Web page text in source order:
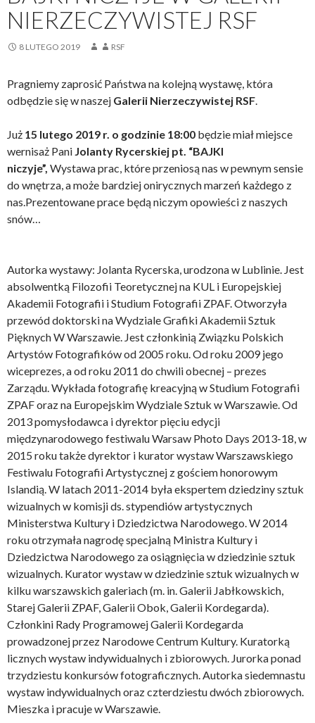
NIERZECZYWISTEJ RSF
8 LUTEGO 2019 RSF
Pragniemy zaprosić Państwa na kolejną wystawę, która
odbędzie się w naszej Galerii Nierzeczywistej RSF
Już 15 lutego 2019 r. o godzinie 18:00 będzie miał miejsce
wernisaż Pani Jolanty Rycerskiej pt. “BAJKI
niczyje”, Wystawa prac, które przeniosą nas w pewnym sensie
do wnętrza, a może bardziej onirycznych marzeń każdego z
nas.Prezentowane prace będą niczym opowieści z naszych
snów…
Autorka wystawy: Jolanta Rycerska, urodzona w Lublinie. Jest
absolwentką Filozofii Teoretycznej na KUL i Europejskiej
Akademii Fotografii i Studium Fotografii ZPAF. Otworzyła
przewód doktorski na Wydziale Grafiki Akademii Sztuk
Pięknych W Warszawie. Jest członkinią Związku Polskich
Artystów Fotografików od 2005 roku. Od roku 2009 jego
wiceprezes, a od roku 2011 do chwili obecnej – prezes
Zarządu. Wykłada fotografię kreacyjną w Studium Fotografii
ZPAF oraz na Europejskim Wydziale Sztuk w Warszawie. Od
2013 pomysłodawca i dyrektor pięciu edycji
międzynarodowego festiwalu Warsaw Photo Days 2013-18, w
2015 roku także dyrektor i kurator wystaw Warszawskiego
Festiwalu Fotografii Artystycznej z gościem honorowym
Islandią. W latach 2011-2014 była ekspertem dziedziny sztuk
wizualnych w komisji ds. stypendiów artystycznych
Ministerstwa Kultury i Dziedzictwa Narodowego. W 2014
roku otrzymała nagrodę specjalną Ministra Kultury i
Dziedzictwa Narodowego za osiągnięcia w dziedzinie sztuk
wizualnych. Kurator wystaw w dziedzinie sztuk wizualnych w
kilku warszawskich galeriach (m. in. Galerii Jabłkowskich,
Starej Galerii ZPAF, Galerii Obok, Galerii Kordegarda).
Członkini Rady Programowej Galerii Kordegarda
prowadzonej przez Narodowe Centrum Kultury. Kuratorką
licznych wystaw indywidualnych i zbiorowych. Jurorka ponad
trzydziestu konkursów fotograficznych. Autorka siedemnastu
wystaw indywidualnych oraz czterdziestu dwóch zbiorowych.
Mieszka i pracuje w Warszawie.